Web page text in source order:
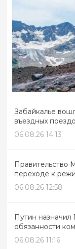
Забайкалье
въездных
06.08.26 14:13
Правительство
переходе к
06.08.26 12:58
Путин
обязанности
06.08.26 11:16